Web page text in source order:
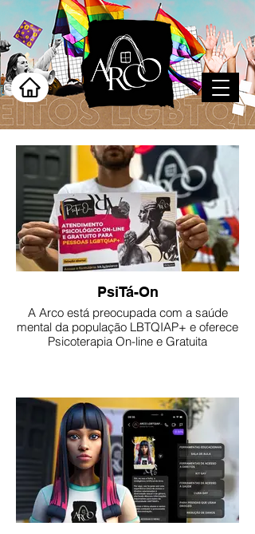
PsiTá-On
A Arco está preocupada com a saúde
mental da população LBTQIAP+ e oferece
Psicoterapia On-line e Gratuita